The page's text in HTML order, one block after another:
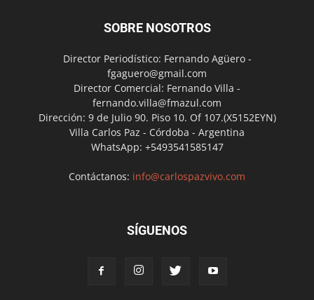
SOBRE NOSOTROS
Director Periodístico: Fernando Agüero -
fgaguero@gmail.com
Director Comercial: Fernando Villa -
fernando.villa@fmazul.com
Dirección: 9 de Julio 90. Piso 10. Of 107.(X5152EYN)
Villa Carlos Paz - Córdoba - Argentina
WhatsApp: +5493541585147
Contáctanos: info@carlospazvivo.com
SÍGUENOS